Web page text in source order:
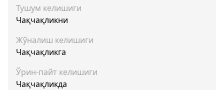
Тушум келишиги
Чақчақликни
Жўналиш келишиги
Чақчақликга
Ўрин-пайт келишиги
Чақчақликда